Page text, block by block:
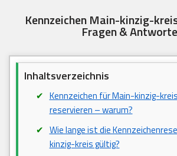
Kennzeichen Main-kinzig-
Fragen &
Inhaltsverzeichnis
Kennzeichen für Main-kinzig-
reservieren – warum?
Wie lange ist die
kinzig-kreis gültig?